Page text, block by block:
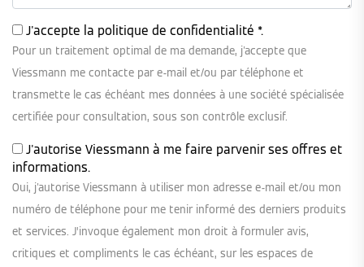
J'accepte la politique de confidentialité *.
Pour un traitement optimal de ma demande, j'accepte que
Viessmann me contacte par e-mail et/ou par téléphone et
transmette le cas échéant mes données à une société spécialisée
certifiée pour consultation, sous son contrôle exclusif.
J'autorise Viessmann à me faire parvenir ses offres et
informations.
Oui, j'autorise Viessmann à utiliser mon adresse e-mail et/ou mon
numéro de téléphone pour me tenir informé des derniers produits
et services. J’invoque également mon droit à formuler avis,
critiques et compliments le cas échéant, sur les espaces de